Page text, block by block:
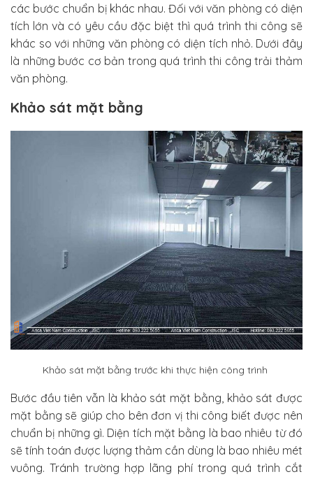
các bước chuẩn bị khác nhau. Đối với văn phòng có diện
tích lớn và có yêu cầu đặc biệt thì quá trình thi công sẽ
khác so với những văn phòng có diện tích nhỏ. Dưới đây
là những bước cơ bản trong quá trình thi công trải thảm
văn phòng.
Khảo sát mặt bằng
Khảo sát mặt bằng trước khi thực hiện công trình
Bước đầu tiên vẫn là khảo sát mặt bằng, khảo sát được
mặt bằng sẽ giúp cho bên đơn vị thi công biết được nên
chuẩn bị những gì. Diện tích mặt bằng là bao nhiêu từ đó
sẽ tính toán được lượng thảm cần dùng là bao nhiêu mét
vuông. Tránh trường hợp lãng phí trong quá trình cắt